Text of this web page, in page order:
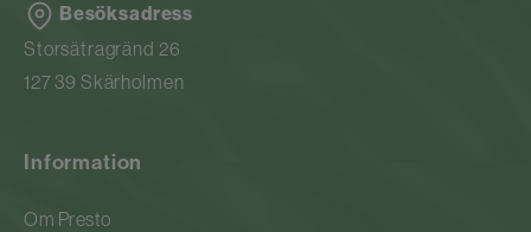
Besöksadress
Storsätragränd 26
127 39 Skärholmen
Information
Om Presto